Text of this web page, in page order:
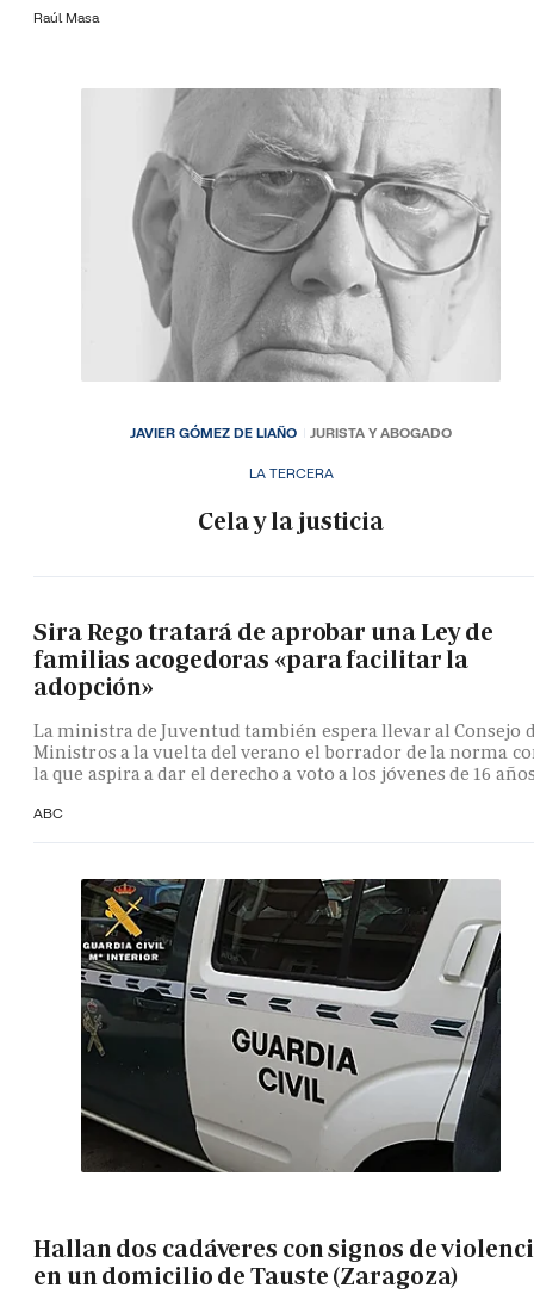
Raúl Masa
LA TERCERA
Cela y la justicia
JAVIER GÓMEZ DE LIAÑO JURISTA Y ABOGADO
Sira Rego tratará de aprobar una Ley de
familias acogedoras «para facilitar la
adopción»
La ministra de Juventud también espera llevar al Consejo
Ministros a la vuelta del verano el borrador de la norma
la que aspira a dar el derecho a voto a los jóvenes de 16
ABC
Hallan dos cadáveres con signos de
en un domicilio de Tauste (Zaragoza)